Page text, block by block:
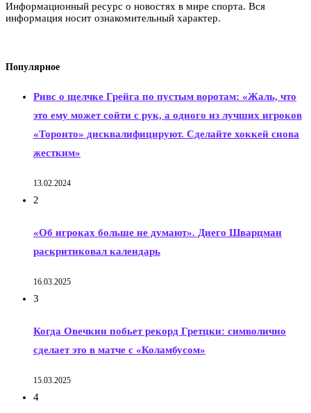
Информационный ресурс о новостях в мире спорта. Вся
информация носит ознакомительный характер.
Популярное
Ривс о щелчке Грейга по пустым воротам: «Жаль, что
это ему может сойти с рук, а одного из лучших игроков
«Торонто» дисквалифицируют. Сделайте хоккей снова
жестким»
13.02.2024
2
«Об игроках больше не думают». Диего Шварцман
раскритиковал календарь
16.03.2025
3
Когда Овечкин побьет рекорд Гретцки: символично
сделает это в матче с «Коламбусом»
15.03.2025
4